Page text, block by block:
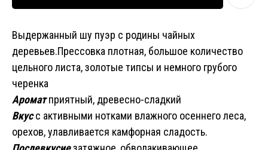
Выдержанный шу пуэр с родины чайных
деревьев.Прессовка плотная, большое количество
цельного листа, золотые типсы и немного грубого
черенка
Ароматприятный, древесно-сладкий
Вкусс активными нотками влажного осеннего леса,
орехов, улавливается камфорная сладость.